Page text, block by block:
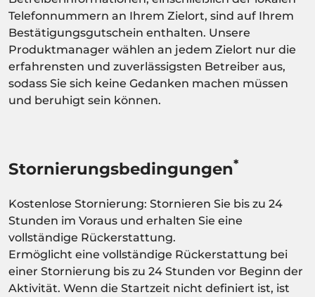
Telefonnummern an Ihrem Zielort, sind auf Ihrem
Bestätigungsgutschein enthalten. Unsere
Produktmanager wählen an jedem Zielort nur die
erfahrensten und zuverlässigsten Betreiber aus,
sodass Sie sich keine Gedanken machen müssen
und beruhigt sein können.
Stornierungsbedingungen*
Kostenlose Stornierung: Stornieren Sie bis zu 24
Stunden im Voraus und erhalten Sie eine
vollständige Rückerstattung.
Ermöglicht eine vollständige Rückerstattung bei
einer Stornierung bis zu 24 Stunden vor Beginn der
Aktivität. Wenn die Startzeit nicht definiert ist, ist